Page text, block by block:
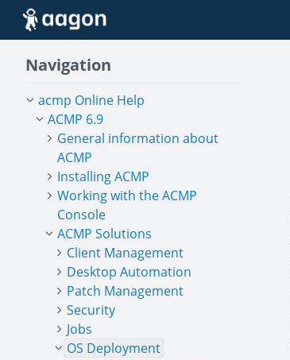
Home
Navigation
acmp Online Help
ACMP 6.9
General information about
ACMP
Installing ACMP
Working with the ACMP
Console
ACMP Solutions
Client Management
Desktop Automation
Patch Management
Security
Jobs
OS Deployment